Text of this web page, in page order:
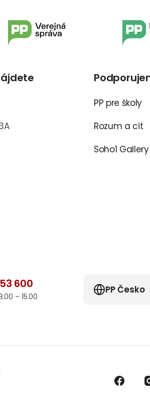
PP pre školy
Rozum a cit
Soho1 Gallery
600
– 15.00
PP Česko